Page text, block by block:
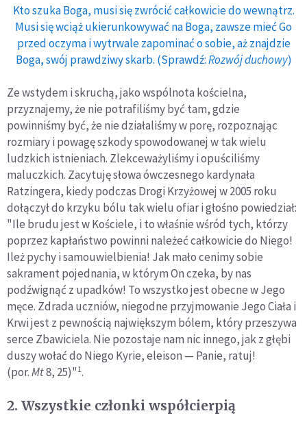
Kto szuka Boga, musi się zwrócić całkowicie do wewnątrz.
Musi się wciąż ukierunkowywać na Boga, zawsze mieć Go
przed oczyma i wytrwale zapominać o sobie, aż znajdzie
Boga, swój prawdziwy skarb. (Sprawdź:Rozwój duchowy)
Ze wstydem i skruchą, jako wspólnota kościelna,
przyznajemy, że nie potrafiliśmy być tam, gdzie
powinniśmy być, że nie działaliśmy w porę, rozpoznając
rozmiary i powagę szkody spowodowanej w tak wielu
ludzkich istnieniach. Zlekceważyliśmy i opuściliśmy
maluczkich. Zacytuję słowa ówczesnego kardynała
Ratzingera, kiedy podczas Drogi Krzyżowej w 2005 roku
dołączył do krzyku bólu tak wielu ofiar i głośno powiedział:
"Ile brudu jest w Kościele, i to właśnie wśród tych, którzy
poprzez kapłaństwo powinni należeć całkowicie do Niego!
Ileż pychy i samouwielbienia! Jak mało cenimy sobie
sakrament pojednania, w którym On czeka, by nas
podźwignąć z upadków! To wszystko jest obecne w Jego
męce. Zdrada uczniów, niegodne przyjmowanie Jego Ciała i
Krwi jest z pewnością największym bólem, który przeszywa
serce Zbawiciela. Nie pozostaje nam nic innego, jak z głębi
duszy wołać do Niego Kyrie, eleison — Panie, ratuj!
(por.Mt8, 25)"1.
2. Wszystkie członki współcierpią